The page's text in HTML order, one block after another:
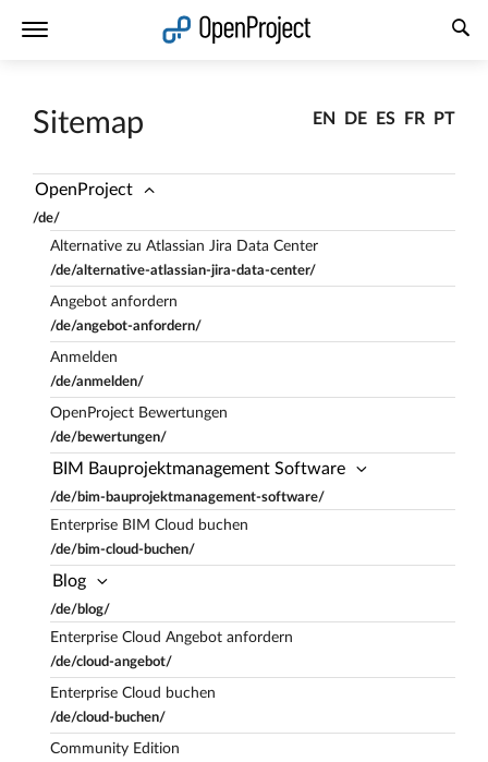
EN DE ES FR PT
Sitemap
OpenProject
/de/
Alternative zu Atlassian Jira Data Center
/de/alternative-atlassian-jira-data-center/
Angebot anfordern
/de/angebot-anfordern/
Anmelden
/de/anmelden/
OpenProject Bewertungen
/de/bewertungen/
BIM Bauprojektmanagement Software
/de/bim-bauprojektmanagement-software/
Enterprise BIM Cloud buchen
/de/bim-cloud-buchen/
Blog
/de/blog/
Enterprise Cloud Angebot anfordern
/de/cloud-angebot/
Enterprise Cloud buchen
/de/cloud-buchen/
Community Edition
Link in neuem Tab öffnen